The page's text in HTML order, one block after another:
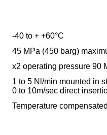
-40 to + +60°C
45 MPa (450 barg)
x2 operating pressure 90
1 to 5 Nl/min mounted in
0 to 10m/sec direct
Temperature